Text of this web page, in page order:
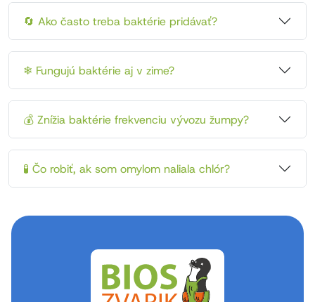
🔄 Ako často treba baktérie pridávať?
❄ Fungujú baktérie aj v zime?
💰 Znížia baktérie frekvenciu vývozu žumpy?
🧪 Čo robiť, ak som omylom naliala chlór?